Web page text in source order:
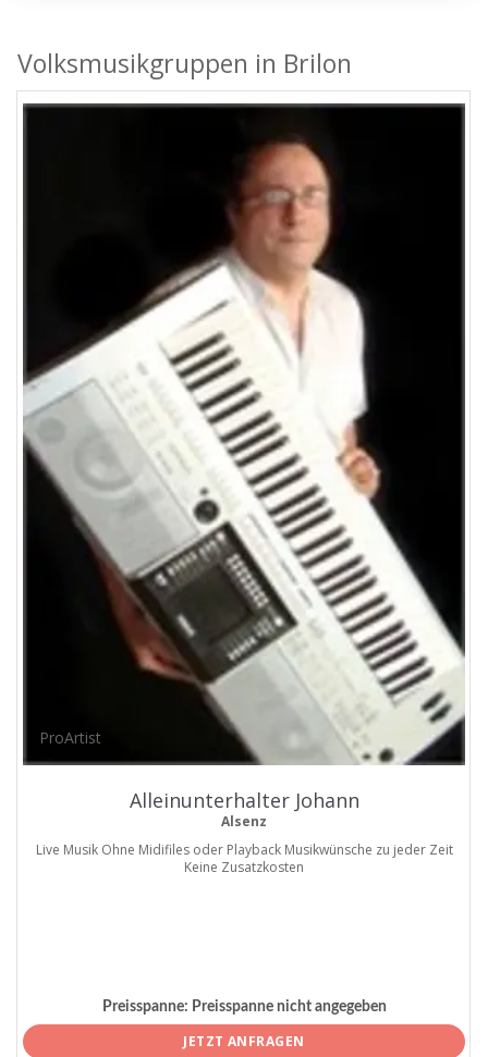
Volksmusikgruppen in Brilon
ProArtist
Alleinunterhalter Johann
Alsenz
Live Musik Ohne Midifiles oder Playback Musikwünsche zu jeder Zeit
Keine Zusatzkosten
Preisspanne: Preisspanne nicht angegeben
JETZT ANFRAGEN